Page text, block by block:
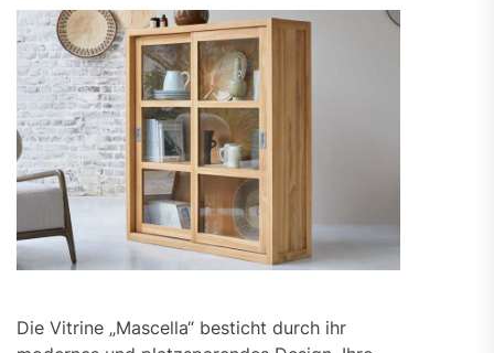
Die Vitrine „Mascella“ besticht durch ihr